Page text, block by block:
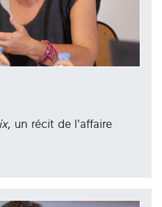
, un récit de l'affaire